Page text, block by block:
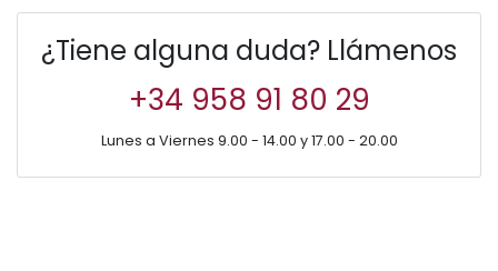
¿Tiene alguna duda? Llámenos
+34 958 91 80 29
Lunes a Viernes 9.00 - 14.00 y 17.00 - 20.00